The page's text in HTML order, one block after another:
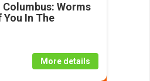
Worms
You In The
More details